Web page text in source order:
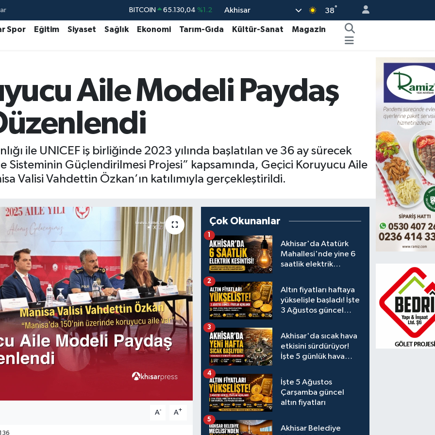
DOLAR 47,7106 %0.17
EURO 55,1652 %0.27
BİST100 %-19
BITCOIN 65.130,04 %1.2
Akhisar 38°
Spor Eğitim Siyaset Sağlık Ekonomi Tarım-Gıda Kültür-Sanat
Magazin
Aile Modeli Paydaş
ile UNICEF iş birliğinde 2023 yılında başlatılan ve 36 ay sürecek
Sisteminin Güçlendirilmesi Projesi” kapsamında, Geçici Koruyucu Aile
Valisi Vahdettin Özkan’ın katılımıyla gerçekleştirildi.
A- A+
136
Çok Okunanlar
Akhisar'da Atatürk
Mahallesi'nde yine 6
saatlik elektrik
1
Altın fiyatları haftaya
yükselişle başladı! İşte
3 Ağustos güncel
2
Akhisar'da sıcak hava
etkisini sürdürüyor!
İşte 5 günlük hava
3
İşte 5 Ağustos
Çarşamba güncel
altın fiyatları
4
Akhisar Belediye
5